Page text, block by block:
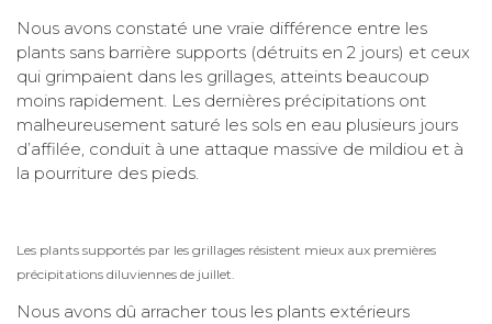
Nous avons constaté une vraie différence entre les
plants sans barrière supports (détruits en 2 jours) et ceux
qui grimpaient dans les grillages, atteints beaucoup
moins rapidement. Les dernières précipitations ont
malheureusement saturé les sols en eau plusieurs jours
d’affilée, conduit à une attaque massive de mildiou et à
la pourriture des pieds.
Les plants supportés par les grillages résistent mieux aux premières
précipitations diluviennes de juillet.
Nous avons dû arracher tous les plants extérieurs